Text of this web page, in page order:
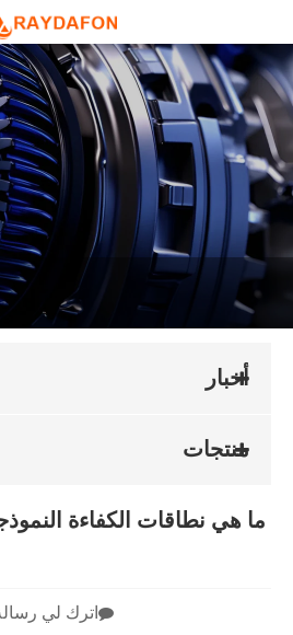
أخبار
منتجات
ما هي نطاقات الكفاءة
اترك لي